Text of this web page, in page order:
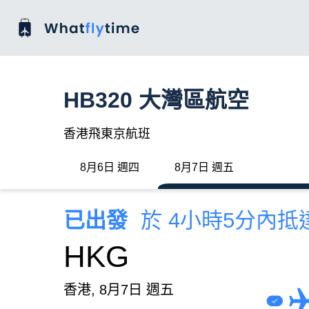
HB320 大灣區航空
香港飛東京航班
8月6日 週四 8月7日 週五
已出發 於 4小時5分內抵
HKG
香港, 8月7日 週五